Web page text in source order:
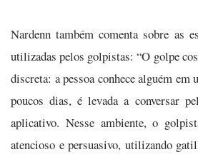
Nardenn também comenta sobre as
utilizadas pelos golpistas: “O golpe
discreta: a pessoa conhece alguém em
poucos dias, é levada a conversar
aplicativo. Nesse ambiente, o
atencioso e persuasivo, utilizando